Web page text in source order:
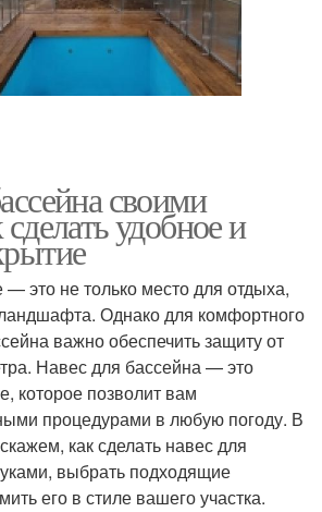
своими
удобное и
— это не только место для отдыха,
Однако для комфортного
важно обеспечить защиту от
Навес для бассейна — это
которое позволит вам
процедурами в любую погоду. В
как сделать навес для
выбрать подходящие
его в стиле вашего участка.